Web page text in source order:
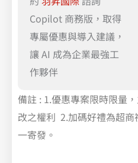
Copilot 商務版，取得
專屬優惠與導入建議，
讓 AI 成為企業最強工
作夥伴
備註 : 1.優惠專案限時限量
改之權利 2.加碼好禮為超
一寄發。